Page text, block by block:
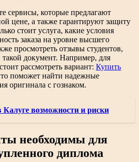
сервисы, которые предлагают
цене, а также гарантируют защиту
стоит услуга, какие условия
заказа на уровне высшего
просмотреть отзывы студентов,
документ. Например, для
рассмотреть вариант: Купить
поможет найти надежные
оригинала с гознаком.
возможности и риски
необходимы для
диплома